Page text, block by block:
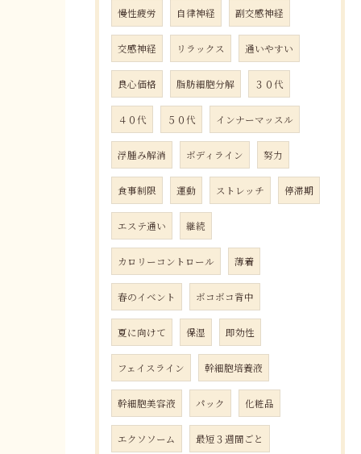
慢性疲労 自律神経 副交感神経
交感神経 リラックス 通いやすい
良心価格 脂肪細胞分解 ３０代
４０代 ５０代 インナーマッスル
浮腫み解消 ボディライン 努力
食事制限 運動 ストレッチ 停滞期
エステ通い 継続
カロリーコントロール 薄着
春のイベント ボコボコ背中
夏に向けて 保湿 即効性
フェイスライン 幹細胞培養液
幹細胞美容液 パック 化粧品
エクソソーム 最短３週間ごと